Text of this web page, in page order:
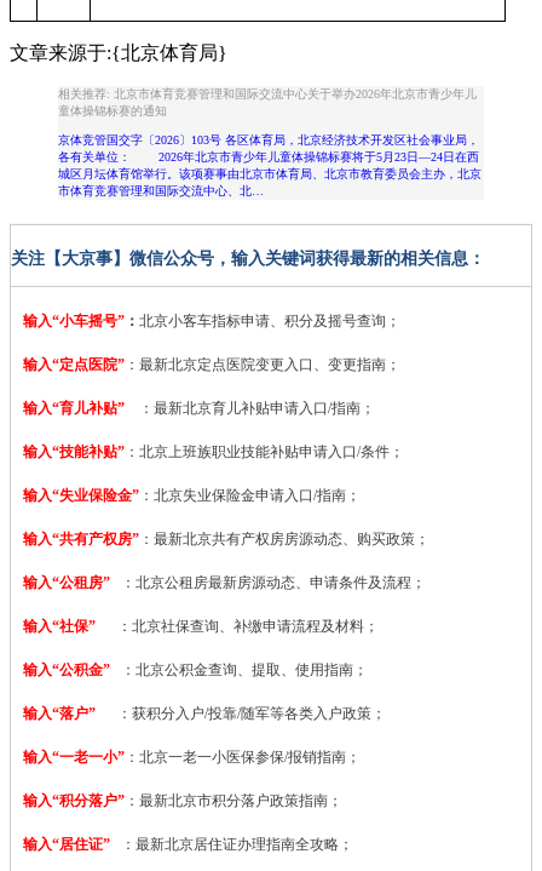
文章来源于:{北京体育局}
相关推荐: 北京市体育竞赛管理和国际交流中心关于举办2026年北京市青少年儿
童体操锦标赛的通知
京体竞管国交字〔2026〕103号 各区体育局，北京经济技术开发区社会事业局，
各有关单位： 2026年北京市青少年儿童体操锦标赛将于5月23日—24日在西
城区月坛体育馆举行。该项赛事由北京市体育局、北京市教育委员会主办，北京
市体育竞赛管理和国际交流中心、北…
关注【大京事】微信公众号，输入关键词获得最新的相关信息：
输入“小车摇号” ： 北京小客车指标申请、积分及摇号查询；
输入“定点医院” ： 最新北京定点医院变更入口、变更指南；
输入“育儿补贴” ：最新北京育儿补贴申请入口/指南；
输入“技能补贴” ： 北京上班族职业技能补贴申请入口/条件；
输入“失业保险金” ：北京失业保险金申请入口/指南；
输入“共有产权房” ：最新北京共有产权房房源动态、购买政策；
输入“公租房” ：北京公租房最新房源动态、申请条件及流程；
输入“社保” ：北京社保查询、补缴申请流程及材料；
输入“公积金” ：北京公积金查询、提取、使用指南；
输入“落户” ：获积分入户/投靠/随军等各类入户政策；
输入“一老一小” ：北京一老一小医保参保/报销指南；
输入“积分落户” ：最新北京市积分落户政策指南；
输入“居住证” ：最新北京居住证办理指南全攻略；